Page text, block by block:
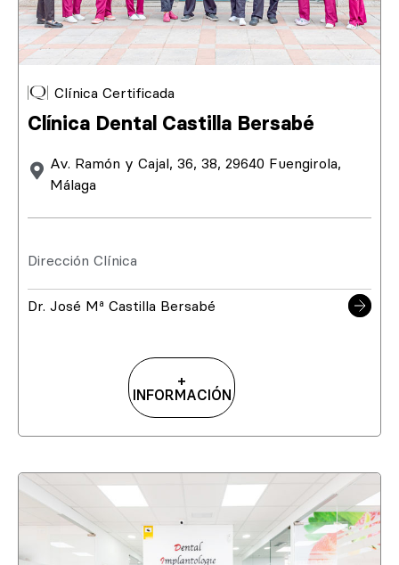
Clínica Certificada
Clínica Dental Castilla Bersabé
Av. Ramón y Cajal, 36, 38, 29640 Fuengirola,
Málaga
Dirección Clínica
Dr. José Mª Castilla Bersabé
+
INFORMACIÓN